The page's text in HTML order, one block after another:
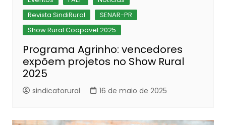
Revista SindiRural
SENAR-PR
Show Rural Coopavel 2025
Programa Agrinho: vencedores
expõem projetos no Show Rural
2025
sindicatorural 16 de maio de 2025